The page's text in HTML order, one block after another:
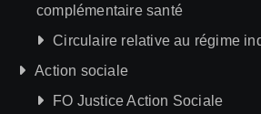
complémentaire santé
Circulaire relative au régime
Action sociale
FO Justice Action Sociale